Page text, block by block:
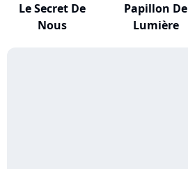
Le Secret De
Nous
Papillon De
Lumière